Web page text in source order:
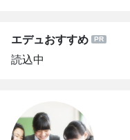
エデュおすすめ
読込中